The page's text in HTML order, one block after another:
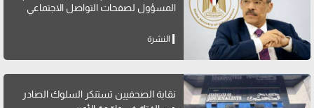
المسؤول لصفحات التواصل الاجتماعي
النشرة
نقابة الصحفيين تستنكر السلوك الصادر